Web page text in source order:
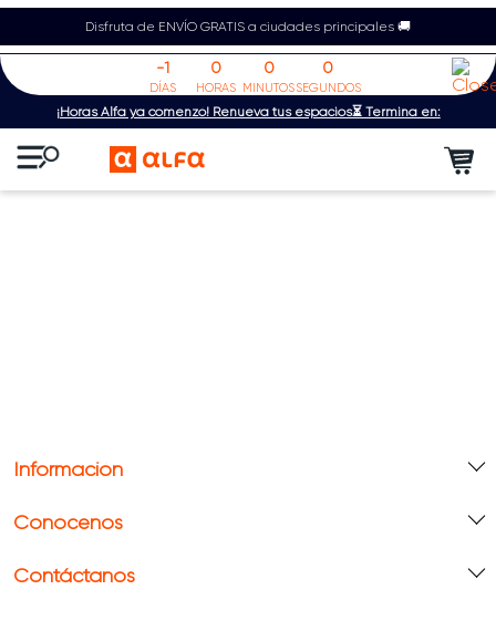
Disfruta de ENVÍO GRATIS a ciudades principales 🚚
¡Horas Alfa ya comenzó! Renueva tus espacios⏳ Termina en:
-1
DÍAS
0
HORAS
0
MINUTOS
0
SEGUNDOS
Información
Conócenos
Contáctanos